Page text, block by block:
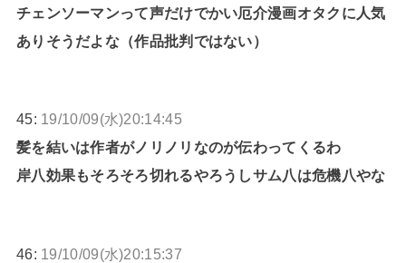
チェンソーマンって声だけでかい厄介漫画オタクに人気
ありそうだよな（作品批判ではない）
45: 19/10/09(水)20:14:45
髪を結いは作者がノリノリなのが伝わってくるわ
岸八効果もそろそろ切れるやろうしサム八は危機八やな
46: 19/10/09(水)20:15:37